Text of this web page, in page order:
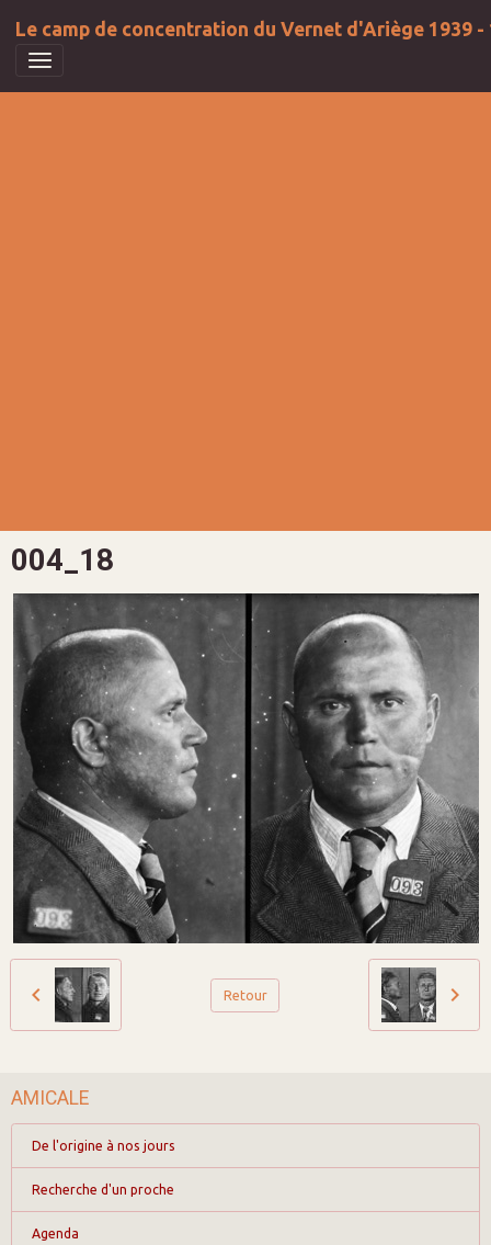
Le camp de concentration du Vernet d'Ariège 1939 -
004_18
Retour
AMICALE
De l'origine à nos jours
Recherche d'un proche
Agenda